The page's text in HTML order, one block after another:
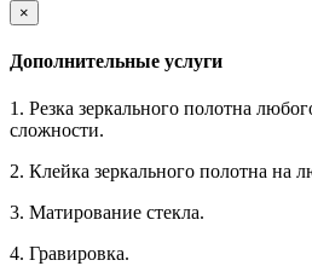
×
Дополнительные услуги
1. Резка зеркального полотна
сложности.
2. Клейка зеркального полотна на
3. Матирование стекла.
4. Гравировка.